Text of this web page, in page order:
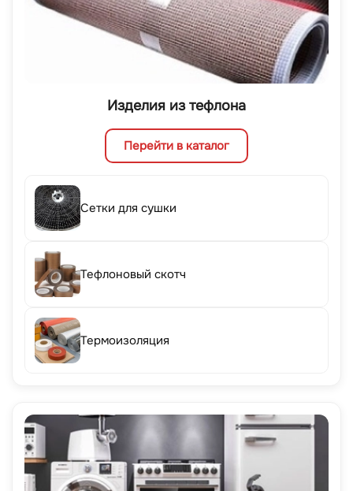
Изделия из тефлона
Перейти в каталог
Сетки для сушки
Тефлоновый скотч
Термоизоляция